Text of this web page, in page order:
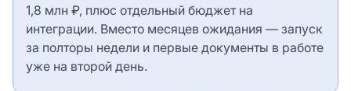
1,8 млн ₽, плюс отдельный бюджет на
интеграции. Вместо месяцев ожидания — запуск
за полторы недели и первые документы в работе
уже на второй день.